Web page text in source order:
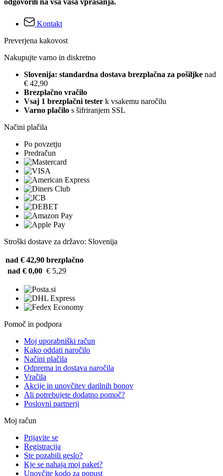
odgovorili na vsa vaša vprašanja.
Kontakt
Preverjena kakovost
Nakupujte varno in diskretno
Slovenija: standardna dostava brezplačna za pošiljke nad
€ 42,90
Brezplačno vračilo
Vsaj 1 brezplačni tester k vsakemu naročilu
Varno plačilo s šifriranjem SSL
Načini plačila
Po povzetju
Predračun
Stroški dostave za državo: Slovenija
nad € 42,90 brezplačno
nad € 0,00 € 5,29
Pomoč in podpora
Moj uporabniški račun
Kako oddati naročilo
Načini plačila
Odprema in dostava naročila
Vračila
Akcije in unovčitev darilnih bonov
Ali potrebujete dodatno pomoč?
Poslovni partnerji
Moj račun
Prijavite se
Registracija
Ste pozabili geslo?
Kje se nahaja moj paket?
Unovčite kodo za popust